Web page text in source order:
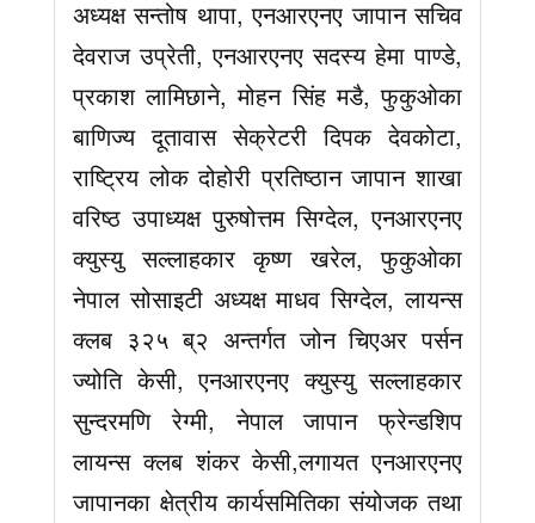
अध्यक्ष सन्तोष थापा, एनआरएनए जापान सचिव
देवराज उप्रेती, एनआरएनए सदस्य हेमा पाण्डे,
प्रकाश लामिछाने, मोहन सिंह मडै, फुकुओका
बाणिज्य दूतावास सेक्रेटरी दिपक देवकोटा,
राष्ट्रिय लोक दोहोरी प्रतिष्ठान जापान शाखा
वरिष्ठ उपाध्यक्ष पुरुषोत्तम सिग्देल, एनआरएनए
क्युस्यु सल्लाहकार कृष्ण खरेल, फुकुओका
नेपाल सोसाइटी अध्यक्ष माधव सिग्देल, लायन्स
क्लब ३२५ ब्२ अन्तर्गत जोन चिएअर पर्सन
ज्योति केसी, एनआरएनए क्युस्यु सल्लाहकार
सुन्दरमणि रेग्मी, नेपाल जापान फ्रेन्डशिप
लायन्स क्लब शंकर केसी,लगायत एनआरएनए
जापानका क्षेत्रीय कार्यसमितिका संयोजक तथा